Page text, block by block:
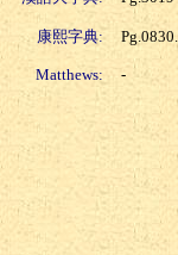
康熙字典:
Matthews: -